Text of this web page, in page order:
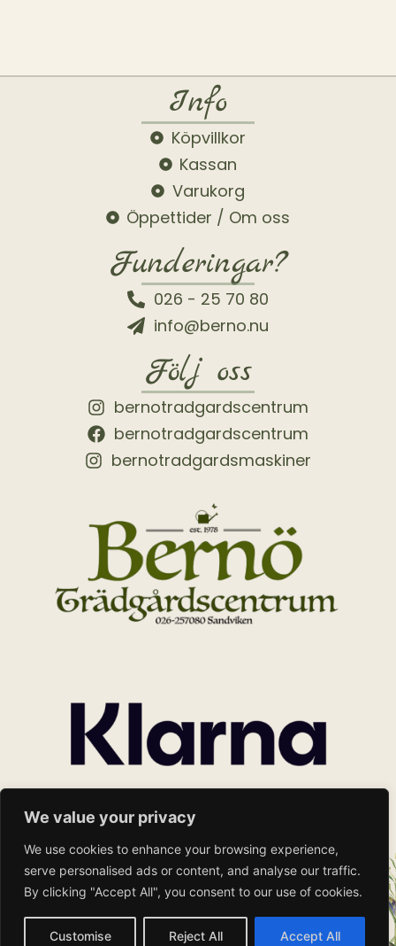
We value your privacy
We use cookies to enhance your browsing experience,
serve personalised ads or content, and analyse our traffic.
By clicking "Accept All", you consent to our use of cookies.
Customise Reject All Accept All
Info
Köpvillkor
Kassan
Varukorg
Öppettider / Om oss
Funderingar?
026 - 25 70 80
info@berno.nu
Följ oss
bernotradgardscentrum
bernotradgardscentrum
bernotradgardsmaskiner